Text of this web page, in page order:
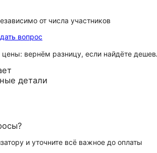
от числа участников
вопрос
цены: вернём разницу, если найдёте
детали
и уточните всё важное до оплаты